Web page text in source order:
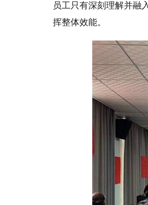
员工只有深刻理解并融
挥整体效能。